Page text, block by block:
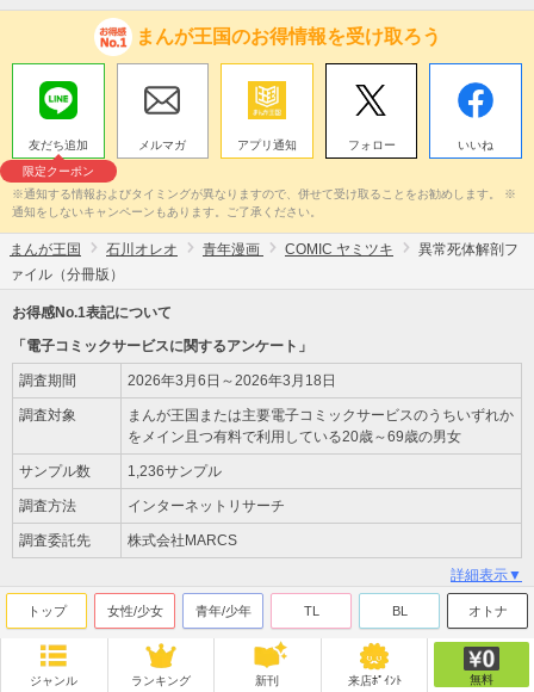
まんが王国のお得情報を受け取ろう
友だち追加
限定クーポン
メルマガ アプリ通知 フォロー いいね
※通知する情報およびタイミングが異なりますので、併せて受け取ることをお勧めします。 ※
通知をしないキャンペーンもあります。ご了承ください。
まんが王国 石川オレオ 青年漫画 COMIC ヤミツキ
異常死体解剖フ
ァイル（分冊版）
お得感No.1表記について
「電子コミックサービスに関するアンケート」
調査期間 2026年3月6日～2026年3月18日
調査対象
まんが王国または主要電子コミックサービスのうちいずれか
をメイン且つ有料で利用している20歳～69歳の男女
サンプル数 1,236サンプル
調査方法 インターネットリサーチ
調査委託先 株式会社MARCS
詳細表示▼
トップ 女性/少女 青年/少年 TL BL オトナ
ジャンル ランキング 新刊 来店ﾎﾟｲﾝﾄ 無料